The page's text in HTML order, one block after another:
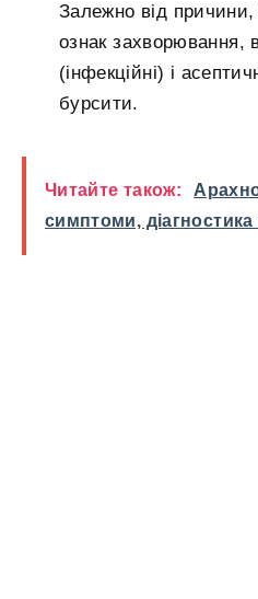
Залежно від
ознак захворювання,
(інфекційні) і
бурсити.
Читайте також:
симптоми, діагностика